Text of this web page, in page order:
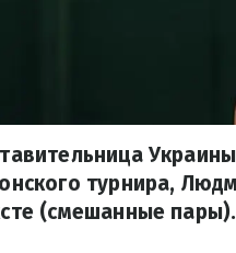
турнира,
(смешанные пары).